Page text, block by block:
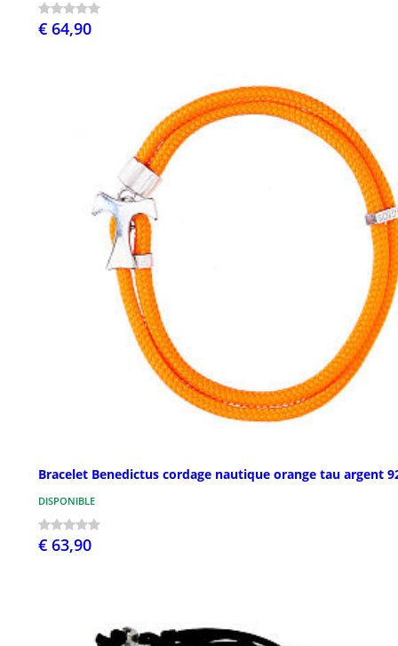
€ 64,90
Bracelet Benedictus cordage nautique orange tau argent
DISPONIBLE
€ 63,90